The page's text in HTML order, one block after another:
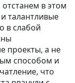
в этом
талантливые
в слабой
проекты, а не
способом и
что